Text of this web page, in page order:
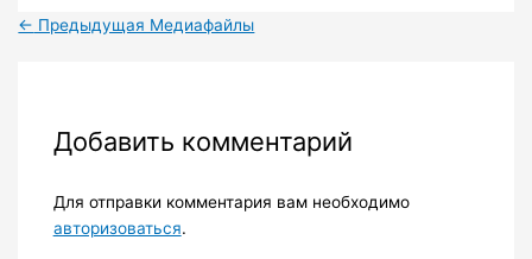
← Предыдущая Медиафайлы
Добавить комментарий
Для отправки комментария вам необходимо
авторизоваться.